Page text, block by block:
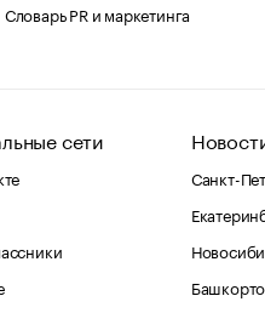
Словарь PR и маркетинга
сети
Санкт-